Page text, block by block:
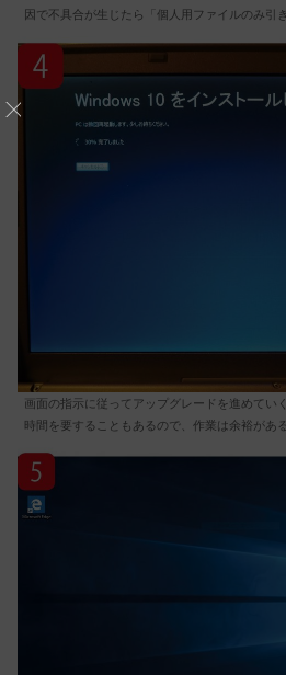
因で不具合が生じたら「個人用ファイルのみ引
画面の指示に従ってアップグレードを進めてい
時間を要することもあるので、作業は余裕があ